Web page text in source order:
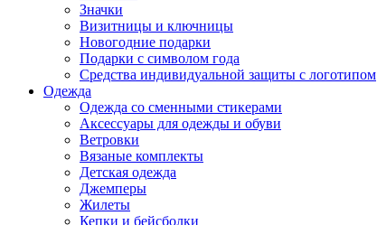
Значки
Визитницы и ключницы
Новогодние подарки
Подарки с символом года
Средства индивидуальной защиты с логотипом
Одежда
Одежда со сменными стикерами
Аксессуары для одежды и обуви
Ветровки
Вязаные комплекты
Детская одежда
Джемперы
Жилеты
Кепки и бейсболки